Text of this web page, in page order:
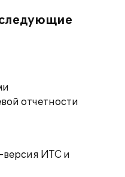
отчетности
версия ИТС и